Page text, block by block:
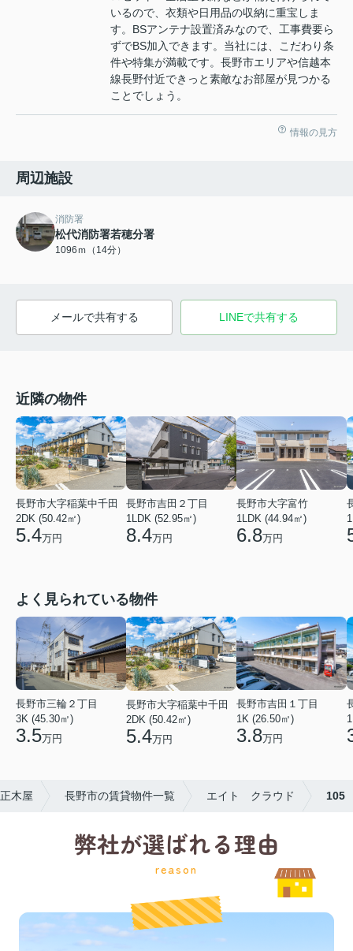
いるので、衣類や日用品の収納に重宝しま
す。BSアンテナ設置済みなので、工事費要ら
ずでBS加入できます。当社には、こだわり条
件や特集が満載です。長野市エリアや信越本
線長野付近できっと素敵なお部屋が見つかる
ことでしょう。
情報の見方
周辺施設
消防署
松代消防署若穂分署
1096ｍ（14分）
メールで共有する LINEで共有する
近隣の物件
長野市大字稲葉中千田
2DK (50.42㎡)
5.4万円
長野市吉田２丁目
1LDK (52.95㎡)
8.4万円
長野市大字富竹
1LDK (44.94㎡)
6.8万円
よく見られている物件
長野市三輪２丁目
3K (45.30㎡)
3.5万円
長野市大字稲葉中千田
2DK (50.42㎡)
5.4万円
長野市吉田１丁目
1K (26.50㎡)
3.8万円
木屋 長野市の賃貸物件一覧 エイト クラウド 105
弊社が選ばれる理由
reason